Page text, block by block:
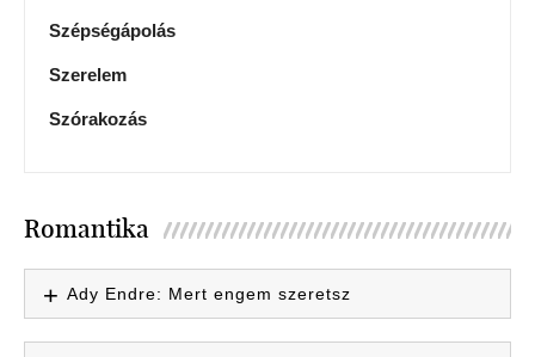
Szépségápolás
Szerelem
Szórakozás
Romantika
Ady Endre: Mert engem szeretsz